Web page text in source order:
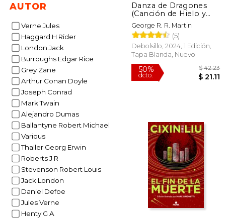
AUTOR
Verne Jules
Haggard H Rider
London Jack
Burroughs Edgar Rice
Grey Zane
Arthur Conan Doyle
Joseph Conrad
Mark Twain
Alejandro Dumas
Ballantyne Robert Michael
Various
Thaller Georg Erwin
Roberts J R
Stevenson Robert Louis
Jack London
Daniel Defoe
Jules Verne
Henty G A
Danza de Dragones
(Canción de Hielo y
Fuego 5): Los Libros
que Inspiraron la Serie
Juego de Tronos de
hbo
George R. R. Martin
(5)
Debolsillo, 2024, 1 Edición,
Tapa Blanda, Nuevo
50%
dcto.